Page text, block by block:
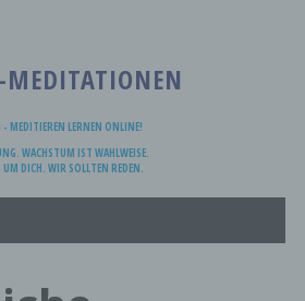
LERNEN ONLINE!
WACHSTUM IST WAHLWEISE.
UM DICH. WIR SOLLTEN REDEN.